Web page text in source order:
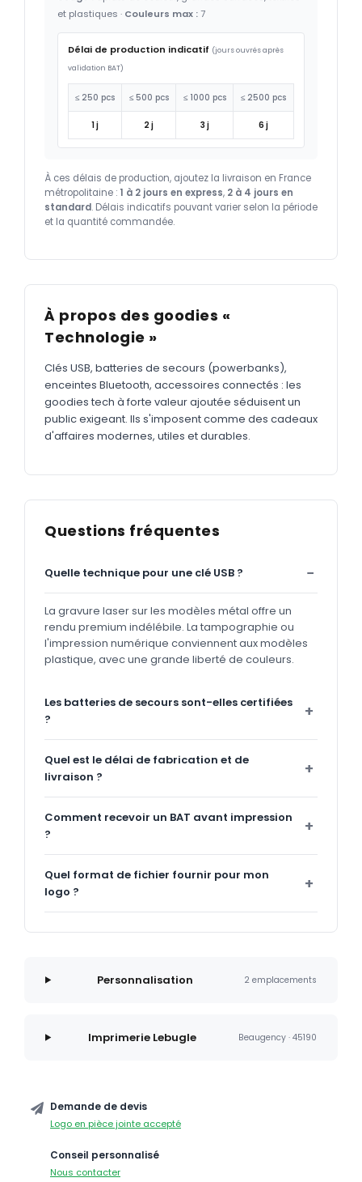
et plastiques · Couleurs max :7
Délai de production indicatif (jours ouvrés après
validation BAT)
≤ 250 pcs ≤ 500 pcs ≤ 1000 pcs ≤ 2500 pcs
1 j 2 j 3 j 6 j
À ces délais de production, ajoutez la livraison en France
métropolitaine : 1 à 2 jours en express, 2 à 4 jours en
standard. Délais indicatifs pouvant varier selon la période
et la quantité commandée.
À propos des goodies «
Technologie »
Clés USB, batteries de secours (powerbanks),
enceintes Bluetooth, accessoires connectés : les
goodies tech à forte valeur ajoutée séduisent un
public exigeant. Ils s'imposent comme des cadeaux
d'affaires modernes, utiles et durables.
Questions fréquentes
Quelle technique pour une clé USB ?
La gravure laser sur les modèles métal offre un
rendu premium indélébile. La tampographie ou
l'impression numérique conviennent aux modèles
plastique, avec une grande liberté de couleurs.
Les batteries de secours sont-elles certifiées
?
Quel est le délai de fabrication et de
livraison ?
Comment recevoir un BAT avant impression
?
Quel format de fichier fournir pour mon
logo ?
Personnalisation 2 emplacements
Imprimerie Lebugle Beaugency · 45190
Demande de devis
Logo en pièce jointe accepté
Conseil personnalisé
Nous contacter